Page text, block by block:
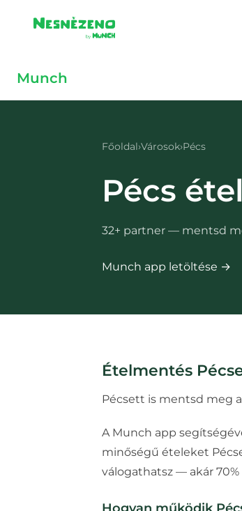
Munch
Főoldal›Városok›Pécs
Pécs
32+ partner — mentsd
Munch app letöltése →
Ételmentés
Pécsett is mentsd meg
A Munch app
minőségű ételeket
válogathatsz — akár